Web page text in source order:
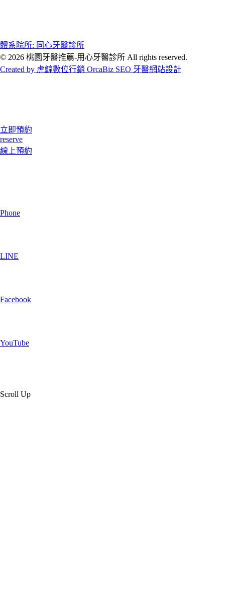
體系院所: 同心牙醫診所
© 2026 桃園牙醫推薦-用心牙醫診所 All rights reserved.
Created by 虎鯨數位行銷 OrcaBiz SEO 牙醫網站設計
立即預約
reserve
線上預約
Phone
LINE
Facebook
YouTube
Scroll Up